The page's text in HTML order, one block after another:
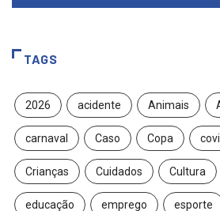
TAGS
2026 acidente Animais
carnaval Caso Copa
Crianças Cuidados Cultura
educação emprego esporte